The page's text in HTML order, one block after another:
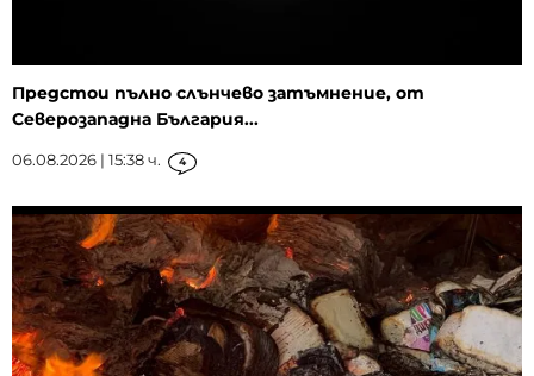
Предстои пълно слънчево затъмнение, от
Северозападна България...
06.08.2026 | 15:38 ч. 4